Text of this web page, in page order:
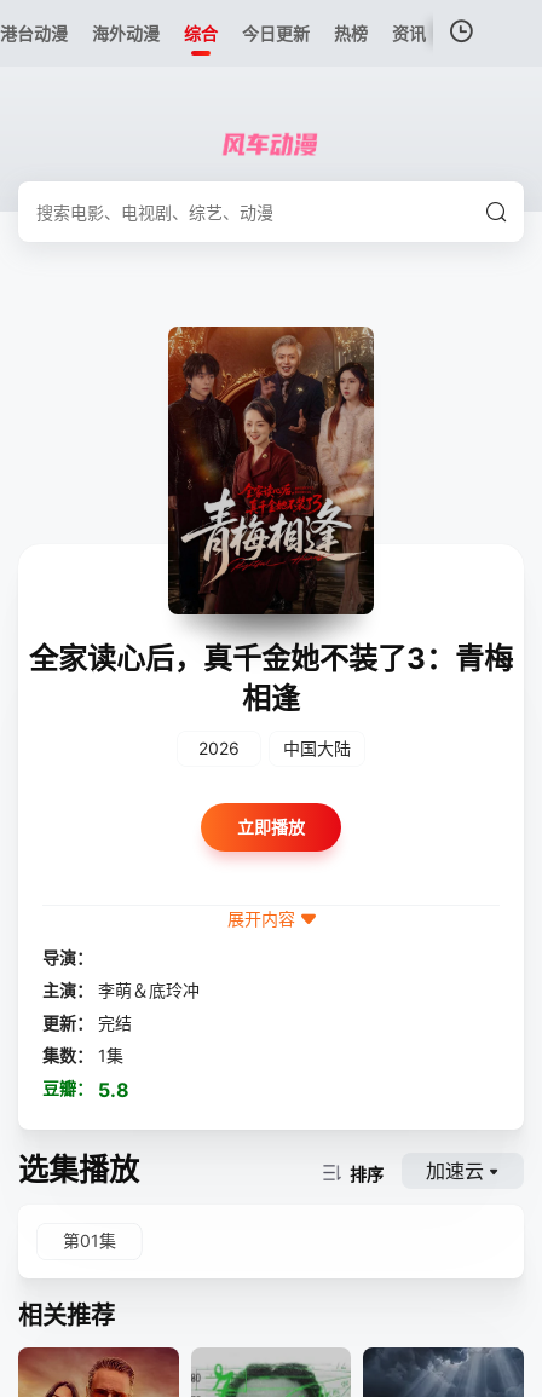
港台动漫 海外动漫 综合 今日更新 热榜 资讯
全家读心后，真千金她不装了3：青梅
相逢
2026 中国大陆
立即播放
展开内容
导演：
主演：
李萌＆底玲冲
更新：
完结
集数：
1集
豆瓣：
5.8
选集播放 排序 加速云
第01集
相关推荐